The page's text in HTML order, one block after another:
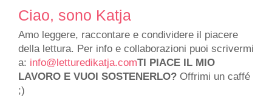
Ciao, sono Katja
Amo leggere, raccontare e condividere il piacere
della lettura. Per info e collaborazioni puoi scrivermi
a: info@letturedikatja.comTI PIACE IL MIO
LAVORO E VUOI SOSTENERLO? Offrimi un caffé
;)